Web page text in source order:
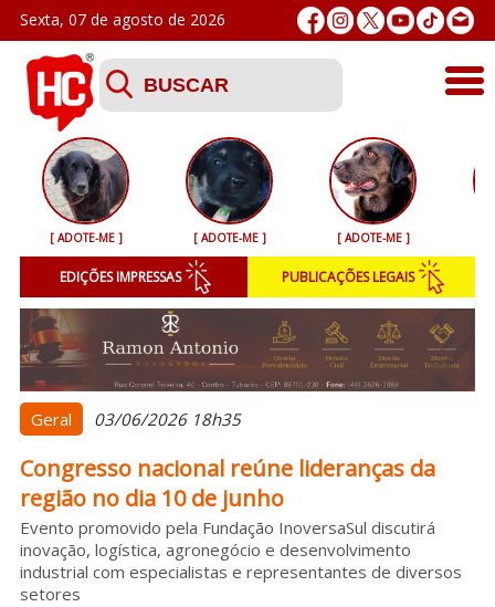
Sexta, 07 de agosto de 2026
Últimas
Esporte
Segurança
Geral
Variedades
Colunistas
Podcasts
Sobre o HC
[ ADOTE-ME ] [ ADOTE-ME ] [ ADOTE-ME ]
EDIÇÕES IMPRESSAS PUBLICAÇÕES LEGAIS
Geral 03/06/2026 18h35
Congresso nacional reúne lideranças da
região no dia 10 de junho
Evento promovido pela Fundação InoversaSul discutirá
inovação, logística, agronegócio e desenvolvimento
industrial com especialistas e representantes de diversos
setores